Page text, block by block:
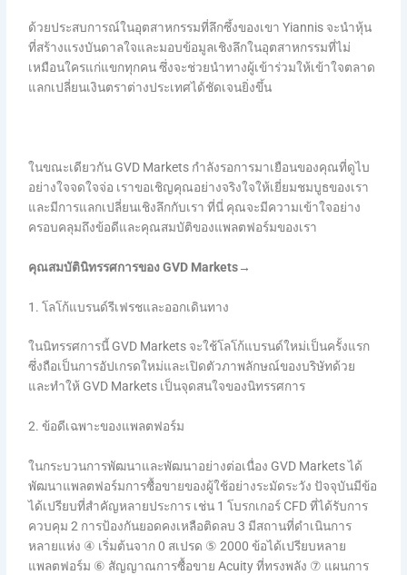
ด้วยประสบการณ์ในอุตสาหกรรมที่ลึกซึ้งของเขา Yiannis จะนำหุ้น
ที่สร้างแรงบันดาลใจและมอบข้อมูลเชิงลึกในอุตสาหกรรมที่ไม่
เหมือนใครแก่แขกทุกคน ซึ่งจะช่วยนำทางผู้เข้าร่วมให้เข้าใจตลาด
แลกเปลี่ยนเงินตราต่างประเทศได้ชัดเจนยิ่งขึ้น
ในขณะเดียวกัน GVD Markets กำลังรอการมาเยือนของคุณที่ดูไบ
อย่างใจจดใจจ่อ เราขอเชิญคุณอย่างจริงใจให้เยี่ยมชมบูธของเรา
และมีการแลกเปลี่ยนเชิงลึกกับเรา ที่นี่ คุณจะมีความเข้าใจอย่าง
ครอบคลุมถึงข้อดีและคุณสมบัติของแพลตฟอร์มของเรา
คุณสมบัตินิทรรศการของ GVD Markets→
1. โลโก้แบรนด์รีเฟรชและออกเดินทาง
ในนิทรรศการนี้ GVD Markets จะใช้โลโก้แบรนด์ใหม่เป็นครั้งแรก
ซึ่งถือเป็นการอัปเกรดใหม่และเปิดตัวภาพลักษณ์ของบริษัทด้วย
และทำให้ GVD Markets เป็นจุดสนใจของนิทรรศการ
2. ข้อดีเฉพาะของแพลตฟอร์ม
ในกระบวนการพัฒนาและพัฒนาอย่างต่อเนื่อง GVD Markets ได้
พัฒนาแพลตฟอร์มการซื้อขายของผู้ใช้อย่างระมัดระวัง ปัจจุบันมีข้อ
ได้เปรียบที่สำคัญหลายประการ เช่น 1 โบรกเกอร์ CFD ที่ได้รับการ
ควบคุม 2 การป้องกันยอดคงเหลือติดลบ 3 มีสถานที่ดำเนินการ
หลายแห่ง ④ เริ่มต้นจาก 0 สเปรด ⑤ 2000 ข้อได้เปรียบหลาย
แพลตฟอร์ม ⑥ สัญญาณการซื้อขาย Acuity ที่ทรงพลัง ⑦ แผนการ